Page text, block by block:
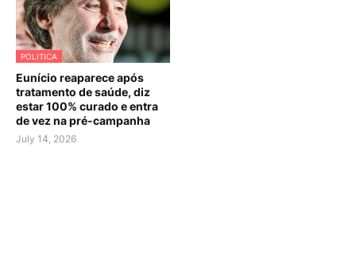
POLITICA
Eunício reaparece após
tratamento de saúde, diz
estar 100% curado e entra
de vez na pré-campanha
July 14, 2026